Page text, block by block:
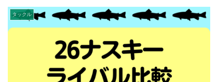
タックル